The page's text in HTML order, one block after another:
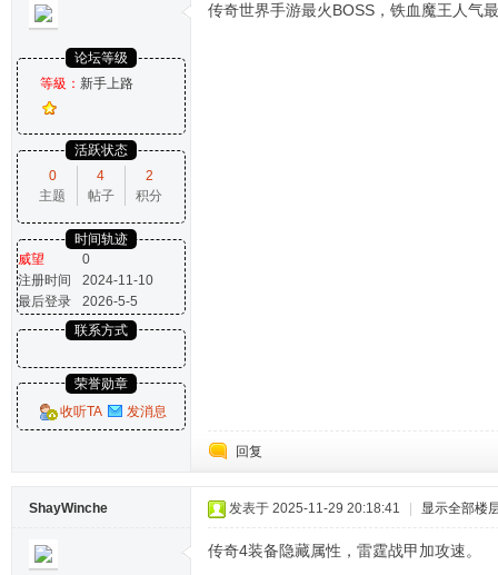
论坛等级
等級： 新手上路
活跃状态
0
主题
4
帖子
2
积分
时间轨迹
威望
0
注册时间
2024-11-10
最后登录
2026-5-5
联系方式
荣誉勋章
收听TA
发消息
传奇世界手游最火BOSS，铁血魔王人气
回复
ShayWinche 发表于 2025-11-29 20:18:41 显示全部楼
传奇4装备隐藏属性，雷霆战甲加攻速。